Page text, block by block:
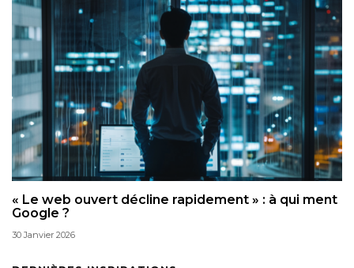
« Le web ouvert décline rapidement » : à qui ment
Google ?
30 Janvier 2026